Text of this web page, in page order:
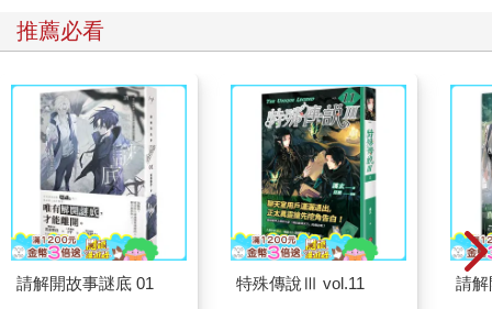
推薦必看
請解開故事謎底 01 特殊傳說Ⅲ vol.11 請解